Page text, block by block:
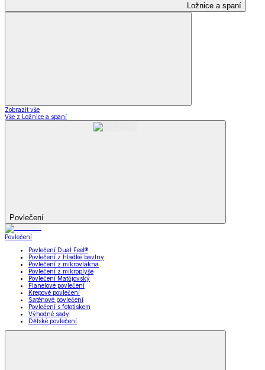
Ložnice a spaní
Zobrazit vše
Vše z Ložnice a spaní
Povlečení
Povlečení
Povlečení Dual Feel®
Povlečení z hladké bavlny
Povlečení z mikrovlákna
Povlečení z mikroplyše
Povlečení Matějovský
Flanelové povlečení
Krepové povlečení
Saténové povlečení
Povlečení s fototiskem
Výhodné sady
Dětské povlečení